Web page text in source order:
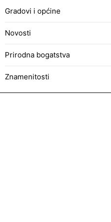
Gradovi i općine
Novosti
Prirodna bogatstva
Znamenitosti